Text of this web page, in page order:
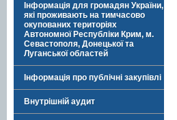
Інформація для громадян України,
які проживають на тимчасово
окупованих територіях
Автономної Республіки Крим, м.
Севастополя, Донецької та
Луганської областей
Інформація про публічні закупівлі
Внутрішній аудит